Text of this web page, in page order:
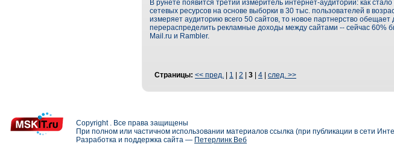
В рунете появится третий измеритель интернет-аудитории: как
сетевых ресурсов на основе выборки в 30 тыс. пользователей в
измеряет аудиторию всего 50 сайтов, то новое партнерство
перераспределить рекламные доходы между сайтами -- сейчас 60%
Mail.ru и Rambler.
Страницы: << пред. 1 2 3 4 след. >>
Copyright . Все права защищены
При полном или частичном использовании материалов ссылка (при публикации в сети
Разработка и поддержка сайта — Петерлинк Веб